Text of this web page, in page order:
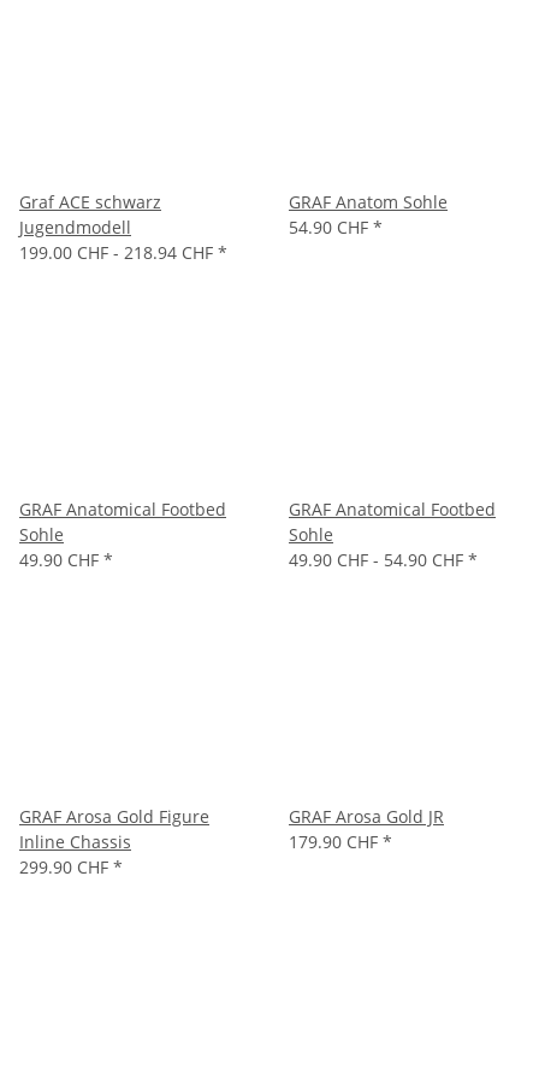
Graf ACE schwarz
Jugendmodell
199.00 CHF - 218.94 CHF *
GRAF Anatom Sohle
54.90 CHF *
GRAF Anatomical Footbed
Sohle
49.90 CHF *
GRAF Anatomical Footbed
Sohle
49.90 CHF - 54.90 CHF *
GRAF Arosa Gold Figure
Inline Chassis
299.90 CHF *
GRAF Arosa Gold JR
179.90 CHF *